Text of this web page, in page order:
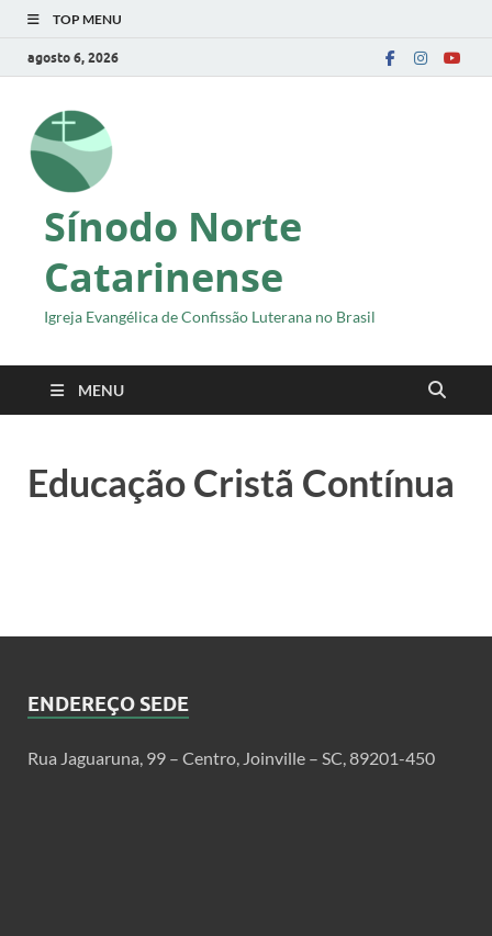
TOP MENU
agosto 6, 2026
Sínodo Norte
Catarinense
Igreja Evangélica de Confissão Luterana no Brasil
MENU
Educação Cristã Contínua
ENDEREÇO SEDE
Rua Jaguaruna, 99 – Centro, Joinville – SC, 89201-450